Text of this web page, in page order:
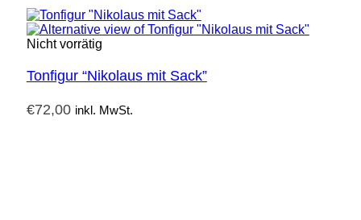
Nicht vorrätig
Tonfigur “Nikolaus mit Sack”
€72,00 inkl. MwSt.